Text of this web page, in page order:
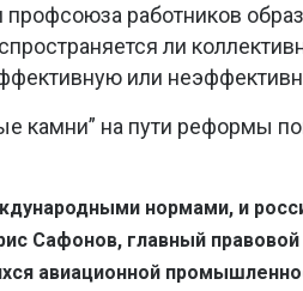
работников
ли
или
камни” на пути реформы
нормами, и
Сафонов, главный
авиационной